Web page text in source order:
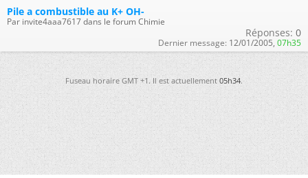
Pile a combustible au K+ OH-
Par invite4aaa7617 dans le forum Chimie
Réponses: 0
Dernier message: 12/01/2005, 07h35
Fuseau horaire GMT +1. Il est actuellement05h34.